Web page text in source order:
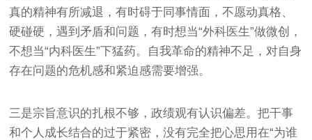
真的精神有所减退，有时碍于同事情面，不愿动真格、
硬碰硬，遇到矛盾和问题，有时想当“外科医生”做微创，
不想当“内科医生”下猛药。自我革命的精神不足，对自身
存在问题的危机感和紧迫感需要增强。
三是宗旨意识的扎根不够，政绩观有认识偏差。把干事
和个人成长结合的过于紧密，没有完全把心思用在“为谁